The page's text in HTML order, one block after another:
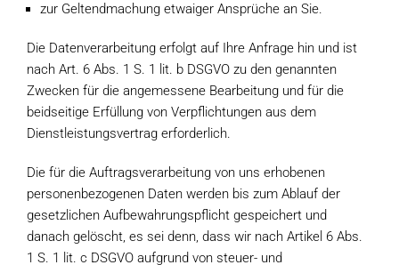
zur Geltendmachung etwaiger Ansprüche an Sie.
Die Datenverarbeitung erfolgt auf Ihre Anfrage hin und ist
nach Art. 6 Abs. 1 S. 1 lit. b DSGVO zu den genannten
Zwecken für die angemessene Bearbeitung und für die
beidseitige Erfüllung von Verpflichtungen aus dem
Dienstleistungsvertrag erforderlich.
Die für die Auftragsverarbeitung von uns erhobenen
personenbezogenen Daten werden bis zum Ablauf der
gesetzlichen Aufbewahrungspflicht gespeichert und
danach gelöscht, es sei denn, dass wir nach Artikel 6 Abs.
1 S. 1 lit. c DSGVO aufgrund von steuer- und